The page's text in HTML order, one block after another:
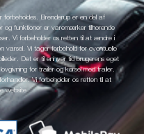
Brenderup er en del af
og funktioner er varemærker tilhørende
Vi forbeholder os retten til at ændre i
varsel. Vi tager forbehold for eventuelle
Det er til enhver tid brugerens eget
for trailer og kørsel med trailer.
Vi forbeholder os retten til at
website